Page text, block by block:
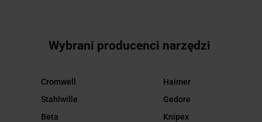
Wybrani producenci narzędzi
Cromwell
Stahlwille
Beta
Haimer
Gedore
Knipex